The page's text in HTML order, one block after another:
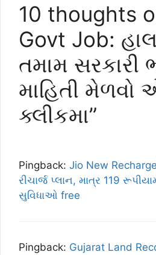
10 thoughts
Govt Job:
તમામ સરકારી
માહિતી મેળવો
ક્લીકમા”
Pingback: Jio New
રીચાર્જ પ્લાન, માત્ર 119
સુવિધાઓ free
Pingback: Gujarat Land